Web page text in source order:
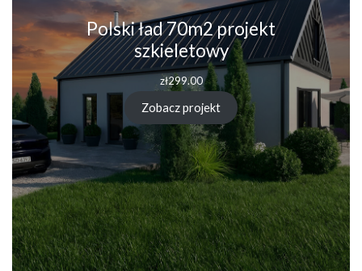
Polski ład 70m2 projekt
szkieletowy
zł299.00
Zobacz projekt